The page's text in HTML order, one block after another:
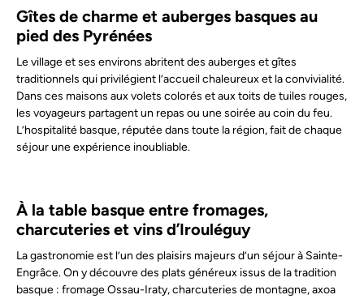
Gîtes de charme et auberges basques au
pied des Pyrénées
Le village et ses environs abritent des auberges et gîtes
traditionnels qui privilégient l’accueil chaleureux et la convivialité.
Dans ces maisons aux volets colorés et aux toits de tuiles rouges,
les voyageurs partagent un repas ou une soirée au coin du feu.
L’hospitalité basque, réputée dans toute la région, fait de chaque
séjour une expérience inoubliable.
À la table basque entre fromages,
charcuteries et vins d’Irouléguy
La gastronomie est l’un des plaisirs majeurs d’un séjour à Sainte-
Engrâce. On y découvre des plats généreux issus de la tradition
basque : fromage Ossau-Iraty, charcuteries de montagne, axoa